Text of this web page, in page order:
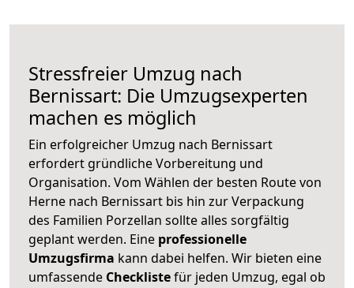
Stressfreier Umzug nach
Bernissart: Die Umzugsexperten
machen es möglich
Ein erfolgreicher Umzug nach Bernissart
erfordert gründliche Vorbereitung und
Organisation. Vom Wählen der besten Route von
Herne nach Bernissart bis hin zur Verpackung
des Familien Porzellan sollte alles sorgfältig
geplant werden. Eine professionelle
Umzugsfirma kann dabei helfen. Wir bieten eine
umfassende Checklistefür jeden Umzug, egal ob